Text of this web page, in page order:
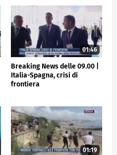
01:46
Breaking News delle 09.00 |
Italia-Spagna, crisi di
frontiera
01:19